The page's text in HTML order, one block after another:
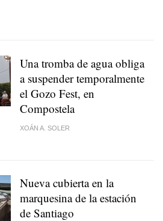
Una tromba de agua obliga
a suspender temporalmente
el Gozo Fest, en
Compostela
XOÁN A. SOLER
Nueva cubierta en la
marquesina de la estación
de Santiago